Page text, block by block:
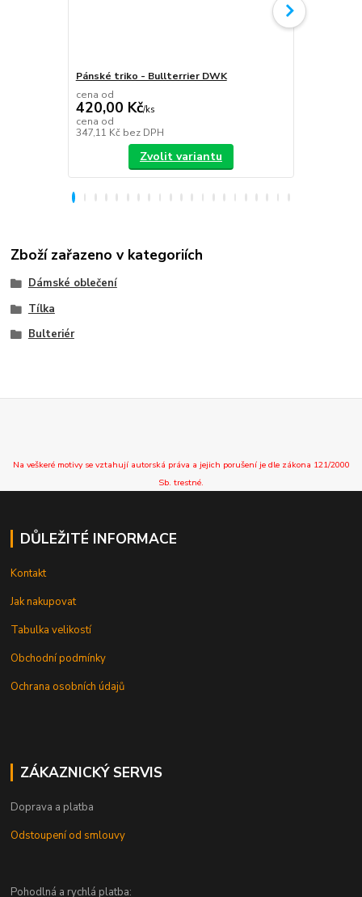
Pánské triko - Bullterrier DWK
cena od
420,00 Kč/ks
cena od
347,11 Kč bez DPH
Zvolit variantu
Zboží zařazeno v kategoriích
Dámské oblečení
Tílka
Bulteriér
Na veškeré motivy se vztahují autorská práva a jejich porušení je dle zákona 121/2000
Sb. trestné.
DŮLEŽITÉ INFORMACE
Kontakt
Jak nakupovat
Tabulka velikostí
Obchodní podmínky
Ochrana osobních údajů
ZÁKAZNICKÝ SERVIS
Doprava a platba
Odstoupení od smlouvy
Pohodlná a rychlá platba: